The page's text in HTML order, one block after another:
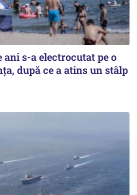
ani s-a electrocutat pe o
după ce a atins un stâlp